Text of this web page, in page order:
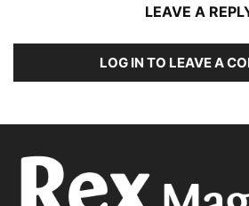
LEAVE A
LOG IN TO LEAVE A